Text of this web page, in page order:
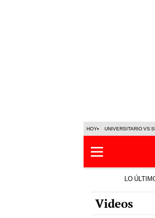
HOY UNIVERSITARIO VS
LO
Videos